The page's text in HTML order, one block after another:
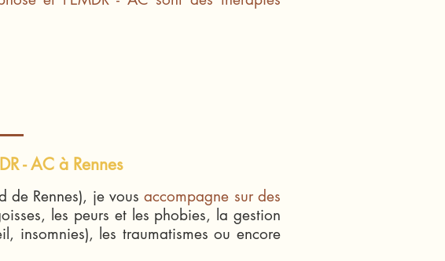
- AC à Rennes
de Rennes), je vousaccompagne sur des
les peurs et les phobies, la gestion
insomnies), les traumatismes ou encore